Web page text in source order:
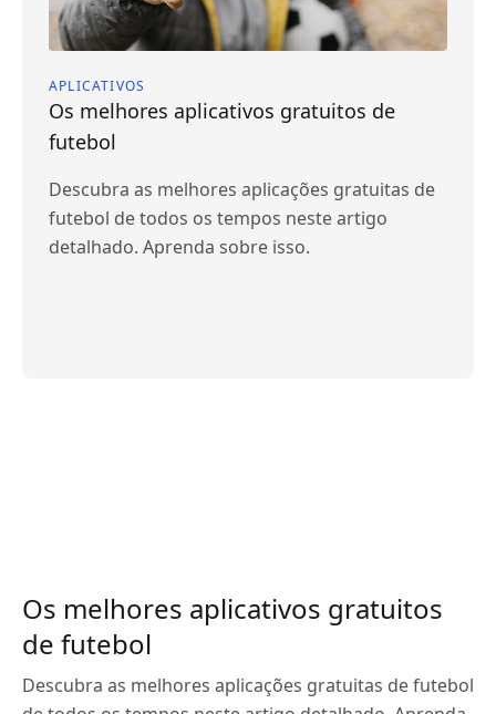
APLICATIVOS
Os melhores aplicativos gratuitos de
futebol
Descubra as melhores aplicações gratuitas de
futebol de todos os tempos neste artigo
detalhado. Aprenda sobre isso.
Os melhores aplicativos gratuitos
de futebol
Descubra as melhores aplicações gratuitas de futebol